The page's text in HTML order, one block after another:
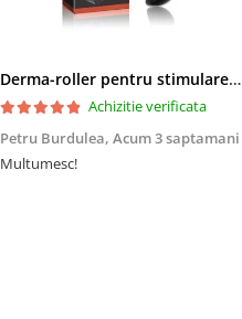
Derma-roller pentru stimularea cresterii parului, scalp si barba, Beard Roller
Achizitie verificata
Petru Burdulea, Acum 3 saptamani
Multumesc!